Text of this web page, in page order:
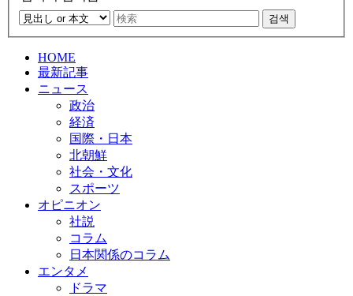
검색
HOME
最新記事
ニュース
政治
経済
国際・日本
北朝鮮
社会・文化
スポーツ
オピニオン
社説
コラム
日本関係のコラム
エンタメ
ドラマ